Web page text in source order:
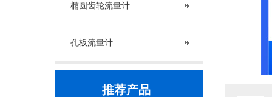
椭圆齿轮流量计
孔板流量计
推荐产品